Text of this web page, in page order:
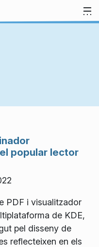
popular lector
PDF i visualitzador
de KDE,
pel disseny de
reflecteixen en els